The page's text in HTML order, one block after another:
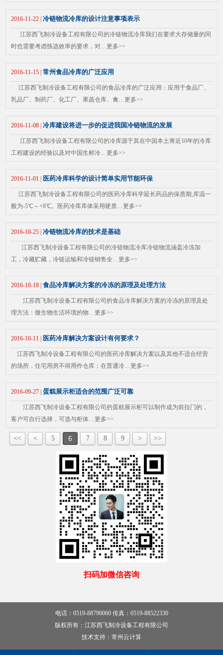
2016-11-22 |冷链物流冷库的设计注意事项表示
江苏西飞制冷设备工程有限公司的冷链物流冷库我们在要求大存储量的同
时也需要考虑拣选效率的要求，对…更多>>
2016-11-15 |常州食品冷库的广泛应用
江苏西飞制冷设备工程有限公司的食品冷库的广泛应用：应用于食品厂、
乳品厂、制药厂、化工厂、果蔬仓库、禽…更多>>
2016-11-08 |冷库建设将进一步的促进我国冷链物流的发展
江苏西飞制冷设备工程有限公司的冷库源于其在中国本土将近10年的冷库
工程建设的经验以及对中国生鲜冷…更多>>
2016-11-01 | 医药冷库科学的设计简单实用节能环保
江苏西飞制冷设备工程有限公司的医药冷库科学延长药品的保质期,库温一
般为-5℃～+8℃。医药冷库库体采用硬质…更多>>
2016-10-25 |冷链物流冷库的技术是基础
江苏西飞制冷设备工程有限公司的冷链物流冷库冷链物流涵盖冷冻加
工，冷藏贮藏，冷链运输和冷链销售全…更多>>
2016-10-18 |食品冷库解决方案的冷冻的原理及处理方法
江苏西飞制冷设备工程有限公司的食品冷库解决方案的冷冻的原理及处
理方法：微生物生活环境的物…更多>>
2016-10-11 | 医药冷库解决方案设计有何要求？
江苏西飞制冷设备工程有限公司的医药冷库解决方案以及其他不适合经营
的场所，住宅用房不得用作仓库；在普通冷…更多>>
2016-09-27 |蛋糕展示柜适合的范围广泛可靠
江苏西飞制冷设备工程有限公司的蛋糕展示柜可以制作成为前拉门的，
客户可自行选择，可选与柜体…更多>>
<< < 5 6 7 8 9 > >>
扫码加微信咨询
电话：0519-88790060传真：0519-88522330
版权所有：江苏西飞制冷设备工程有限公司
技术支持： 常州云计算